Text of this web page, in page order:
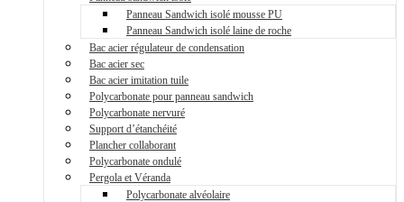
Panneau Sandwich isolé mousse PU
Panneau Sandwich isolé laine de roche
Bac acier régulateur de condensation
Bac acier sec
Bac acier imitation tuile
Polycarbonate pour panneau sandwich
Polycarbonate nervuré
Support d’étanchéité
Plancher collaborant
Polycarbonate ondulé
Pergola et Véranda
Polycarbonate alvéolaire